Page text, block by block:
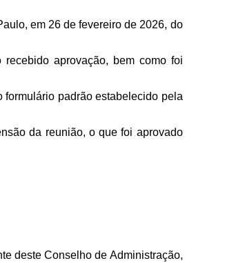
em 26 de fevereiro de 2026, do
aprovação, bem como foi
formulário padrão estabelecido pela
da reunião, o que foi aprovado
deste Conselho de Administração,